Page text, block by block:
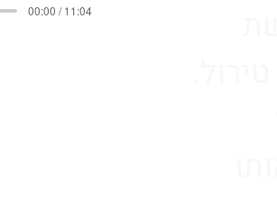
00:00 / 11:04